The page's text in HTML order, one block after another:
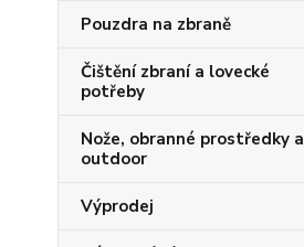
Pouzdra na zbraně
Čištění zbraní a lovecké
potřeby
Nože, obranné prostředky a
outdoor
Výprodej